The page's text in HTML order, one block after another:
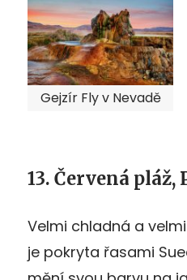
Gejzír Fly v Nevadě
13. Červená pláž,
Velmi chladná a
je pokryta řasami